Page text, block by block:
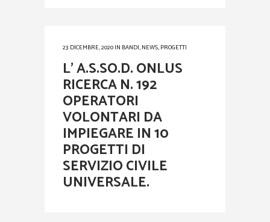
23 DICEMBRE, 2020IN BANDI,NEWS,PROGETTI
L’ A.S.SO.D. ONLUS
RICERCA N. 192
OPERATORI
VOLONTARI DA
IMPIEGARE IN 10
PROGETTI DI
SERVIZIO CIVILE
UNIVERSALE.